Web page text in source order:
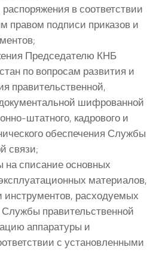
в соответствии
правом подписи приказов и
Председателю КНБ
по вопросам развития и
правительственной,
шифрованной
штатного, кадрового и
обеспечения Службы
связи;
на списание основных
материалов,
инструментов, расходуемых
правительственной
аппаратуры и
с установленными